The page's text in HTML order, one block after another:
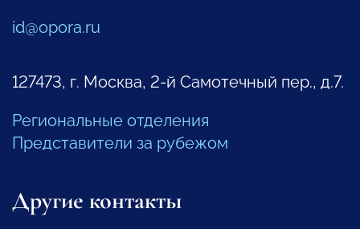
id@opora.ru
127473, г. Москва, 2-й Самотечный пер., д.7.
Региональные отделения
Представители за рубежом
Другие контакты